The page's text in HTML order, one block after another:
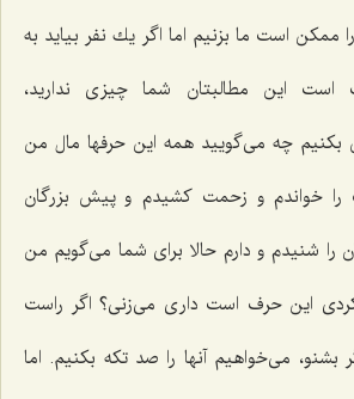
ممكن است ما بزنیم اما اگر یك نفر بیاید به
است این مطالبتان شما چیزی ندارید،
چه می‌گویید همه این حرفها مال من
خواندم و زحمت كشیدم و پیش بزرگان
را شنیدم و دارم حالا برای شما می‌گویم من
این حرف است داری می‌زنی؟ اگر راست
می‌خواهیم آنها را صد تكه بكنیم. اما